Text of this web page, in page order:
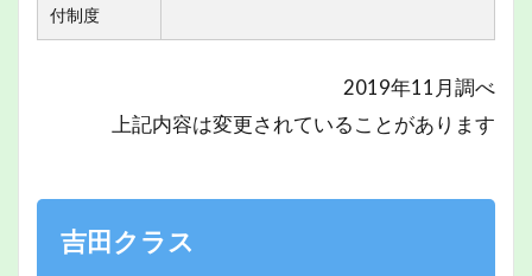
付制度
2019年11月調べ
上記内容は変更されていることがあります
吉田クラス